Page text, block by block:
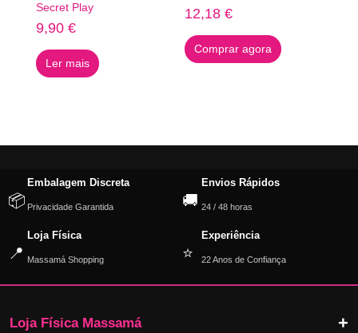
Secret Play
9,90 €
Ler mais
12,18€
Comprar agora
📦
Embalagem Discreta
Privacidade Garantida 🚚
Envios Rápidos
24 / 48 horas
📍
Loja Física
Massamá Shopping ⭐
Experiência
22 Anos de Confiança
Loja Física Massamá